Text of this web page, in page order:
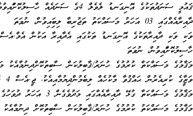
ޤައުމީ ސަނަދުތަކުގެ އޮނިގަނޑު ލެވެލް 4ގެ
ދާއިރާއެއްގައި 03 އަހަރު މަސައްކަތު ތަޖުރިބާ ލިބިފައިވުން، ނުވަތަ
ހާސިލުކޮށްފައިވުން، ނުވަތަ
މަޤާމުގެ މަސައްކަތް ކުރުމުގެ ހުނަރު/ޤާބިލުކަން ސާބިތުކޮށްދިނުމާއެކު
މަޤާމުގެ މަސައްކަތާ ގުޅޭ ދާއިރާއެއްގައި މަދުވެގެން 3 އަހަރު ދުވަހުގެ މަސައްކަތު ތަޖުރިބާ ލިބިފައިވުން، ނުވަތަ